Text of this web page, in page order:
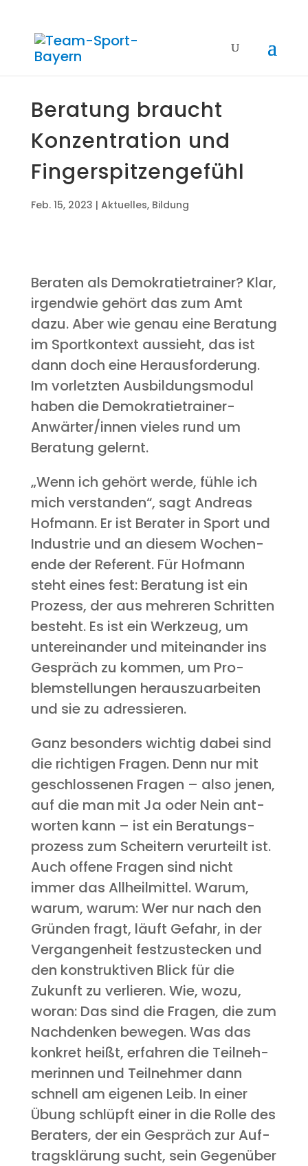
Bera­tung braucht
Kon­zen­tra­ti­on und
Fingerspitzengefühl
Feb. 15, 2023 | Aktuelles, Bildung
Bera­ten als Demo­kra­tie­trai­ner? Klar,
irgend­wie gehört das zum Amt
dazu. Aber wie genau eine Bera­tung
im Sport­kon­text aus­sieht, das ist
dann doch eine Her­aus­for­de­rung.
Im vor­letz­ten Aus­bil­dungs­mo­dul
haben die Demo­kra­tie­trai­ner-
Anwär­ter/in­nen vie­les rund um
Bera­tung gelernt.
„Wenn ich gehört wer­de, füh­le ich
mich ver­stan­den“, sagt Andre­as
Hof­mann. Er ist Bera­ter in Sport und
Indus­trie und an die­sem Wochen­
en­de der Refe­rent. Für Hof­mann
steht eines fest: Bera­tung ist ein
Pro­zess, der aus meh­re­ren Schrit­ten
besteht. Es ist ein Werk­zeug, um
unter­ein­an­der und mit­ein­an­der ins
Gespräch zu kom­men, um Pro­
blem­stel­lun­gen her­aus­zu­ar­bei­ten
und sie zu adressieren.
Ganz beson­ders wich­tig dabei sind
die rich­ti­gen Fra­gen. Denn nur mit
geschlos­se­nen Fra­gen – also jenen,
auf die man mit Ja oder Nein ant­
wor­ten kann – ist ein Bera­tungs­
pro­zess zum Schei­tern ver­ur­teilt ist.
Auch offe­ne Fra­gen sind nicht
immer das All­heil­mit­tel. War­um,
war­um, war­um: Wer nur nach den
Grün­den fragt, läuft Gefahr, in der
Ver­gan­gen­heit fest­zu­ste­cken und
den kon­struk­ti­ven Blick für die
Zukunft zu ver­lie­ren. Wie, wozu,
wor­an: Das sind die Fra­gen, die zum
Nach­den­ken bewe­gen. Was das
kon­kret heißt, erfah­ren die Teil­neh­
me­rin­nen und Teil­neh­mer dann
schnell am eige­nen Leib. In einer
Übung schlüpft einer in die Rol­le des
Bera­ters, der ein Gespräch zur Auf­
trags­klä­rung sucht, sein Gegen­über